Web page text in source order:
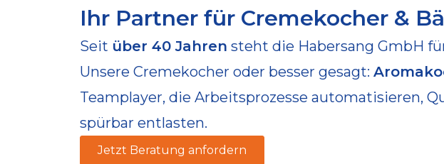
Ihr Partner für Cremekocher &
Seit über 40 Jahren steht die Habersang GmbH
Unsere Cremekocher oder besser gesagt:
Teamplayer, die Arbeitsprozesse automatisieren,
spürbar entlasten.
Jetzt Beratung anfordern